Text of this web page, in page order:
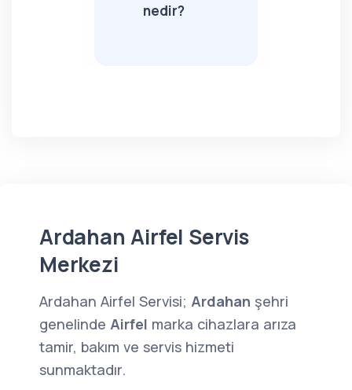
nedir?
Ardahan Airfel Servis
Merkezi
Ardahan Airfel Servisi; Ardahan şehri
genelinde Airfel marka cihazlara arıza
tamir, bakım ve servis hizmeti
sunmaktadır.